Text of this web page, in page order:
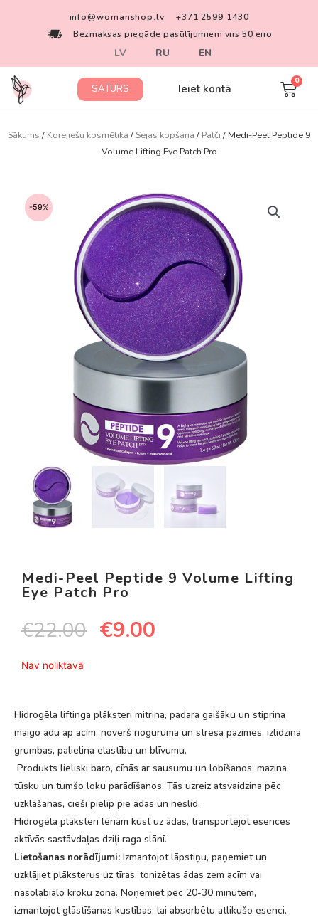
info@womanshop.lv
+371 2599 1430
Bezmaksas piegāde pasūtījumiem virs 50 eiro
LV RU EN
SATURS Ieiet kontā
Sākums / Korejiešu kosmētika /Sejas kopšana / Patči / Medi-Peel Peptide 9
Volume Lifting Eye Patch Pro
-59%
Medi-Peel Peptide 9 Volume Lifting
Eye Patch Pro
€22.00 €9.00
Nav noliktavā
Hidrogēla liftinga plāksteri mitrina, padara gaišāku un stiprina
maigo ādu ap acīm, novērš noguruma un stresa pazīmes, izlīdzina
grumbas, palielina elastību un blīvumu.
Produkts lieliski baro, cīnās ar sausumu un lobīšanos, mazina
tūsku un tumšo loku parādīšanos. Tās uzreiz atsvaidzina pēc
uzklāšanas, cieši pielīp pie ādas un neslīd.
Hidrogēla plāksteri lēnām kūst uz ādas, transportējot esences
aktīvās sastāvdaļas dziļi raga slānī.
Lietošanas norādījumi: Izmantojot lāpstiņu, paņemiet un
uzklājiet plāksterus uz tīras, tonizētas ādas zem acīm vai
nasolabiālo kroku zonā. Noņemiet pēc 20-30 minūtēm,
izmantojot glāstīšanas kustības, lai absorbētu atlikušo esenci.